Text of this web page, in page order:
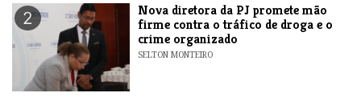
2
Nova diretora da PJ promete mão
firme contra o tráfico de droga e o
crime organizado
SELTON MONTEIRO